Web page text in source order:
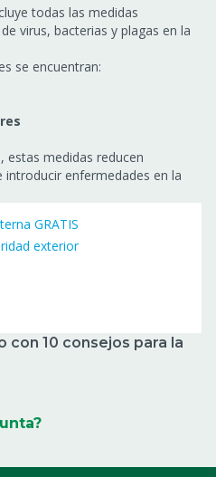
todas las medidas
virus, bacterias y plagas en la
se encuentran:
estas medidas reducen
enfermedades en la
GRATIS
exterior
con 10 consejos para la